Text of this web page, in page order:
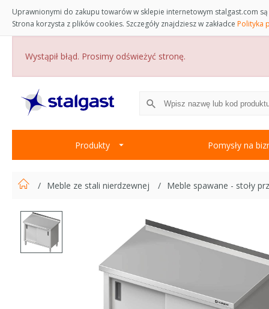
Uprawnionymi do zakupu towarów w sklepie internetowym stalgast.com
Strona korzysta z plików cookies. Szczegóły znajdziesz w zakładce Polityka
Wystąpił błąd. Prosimy odświeżyć stronę.
Produkty Pomysły na
Meble ze stali nierdzewnej Meble spawane - stoły